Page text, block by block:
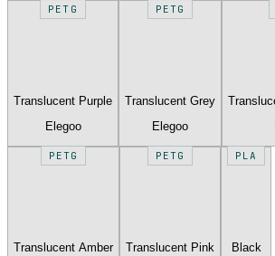
PETG
Translucent Purple
Elegoo
PETG
Translucent Grey
Elegoo
PETG
Translucent Amber
PETG
Translucent Pink
PLA
Black